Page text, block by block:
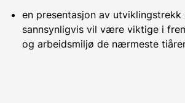
en presentasjon av
sannsynligvis vil være viktige i
og arbeidsmiljø de nærmeste